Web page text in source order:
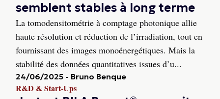
semblent stables à long terme
La tomodensitométrie à comptage photonique allie
haute résolution et réduction de l’irradiation, tout en
fournissant des images monoénergétiques. Mais la
stabilité des données quantitatives issues d’u...
24/06/2025 - Bruno Benque
R&D & Start-Ups